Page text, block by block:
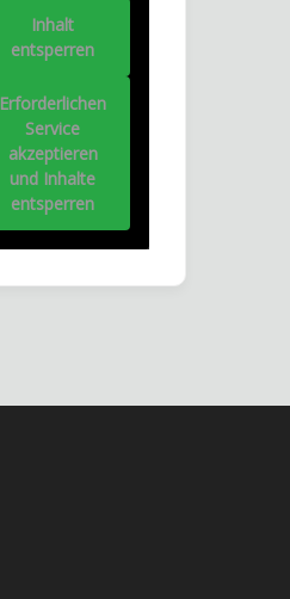
Inhalt
entsperren
Erforderlichen
Service
akzeptieren
und Inhalte
entsperren